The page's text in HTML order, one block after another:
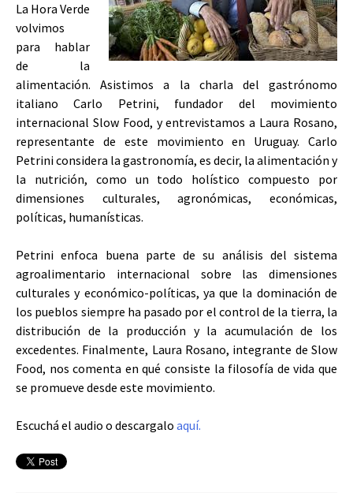
La Hora Verde
volvimos
para hablar
de la
alimentación. Asistimos a la charla del gastrónomo
italiano Carlo Petrini, fundador del movimiento
internacional Slow Food, y entrevistamos a Laura Rosano,
representante de este movimiento en Uruguay. Carlo
Petrini considera la gastronomía, es decir, la alimentación y
la nutrición, como un todo holístico compuesto por
dimensiones culturales, agronómicas, económicas,
políticas, humanísticas.
Petrini enfoca buena parte de su análisis del sistema
agroalimentario internacional sobre las dimensiones
culturales y económico-políticas, ya que la dominación de
los pueblos siempre ha pasado por el control de la tierra, la
distribución de la producción y la acumulación de los
excedentes. Finalmente, Laura Rosano, integrante de Slow
Food, nos comenta en qué consiste la filosofía de vida que
se promueve desde este movimiento.
Escuchá el audio o descargalo aquí.